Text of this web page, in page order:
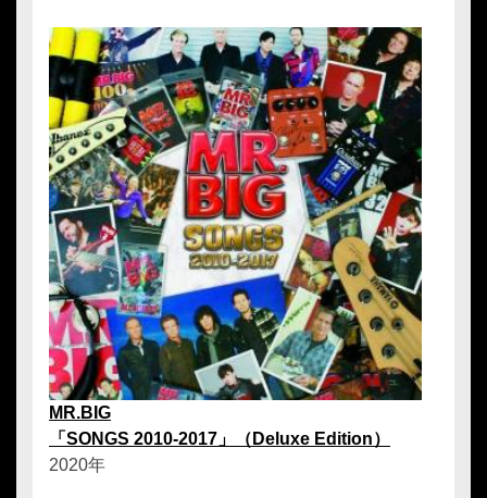
MR.BIG
「SONGS 2010-2017」（Deluxe Edition）
2020年